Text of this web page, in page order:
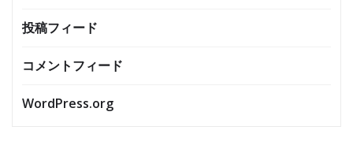
投稿フィード
コメントフィード
WordPress.org